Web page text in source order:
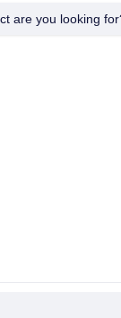
are you looking